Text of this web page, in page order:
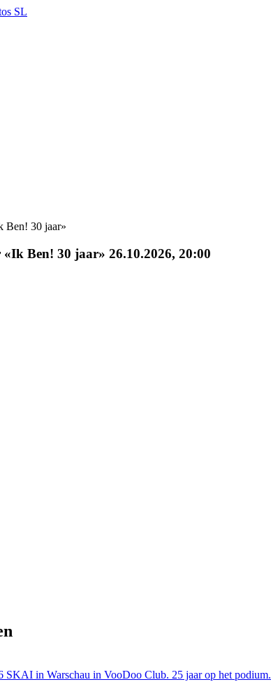
Ben! 30 jaar»
Ben! 30 jaar» 26.10.2026, 20:00
SKAI in Warschau in VooDoo Club. 25 jaar op het podium.